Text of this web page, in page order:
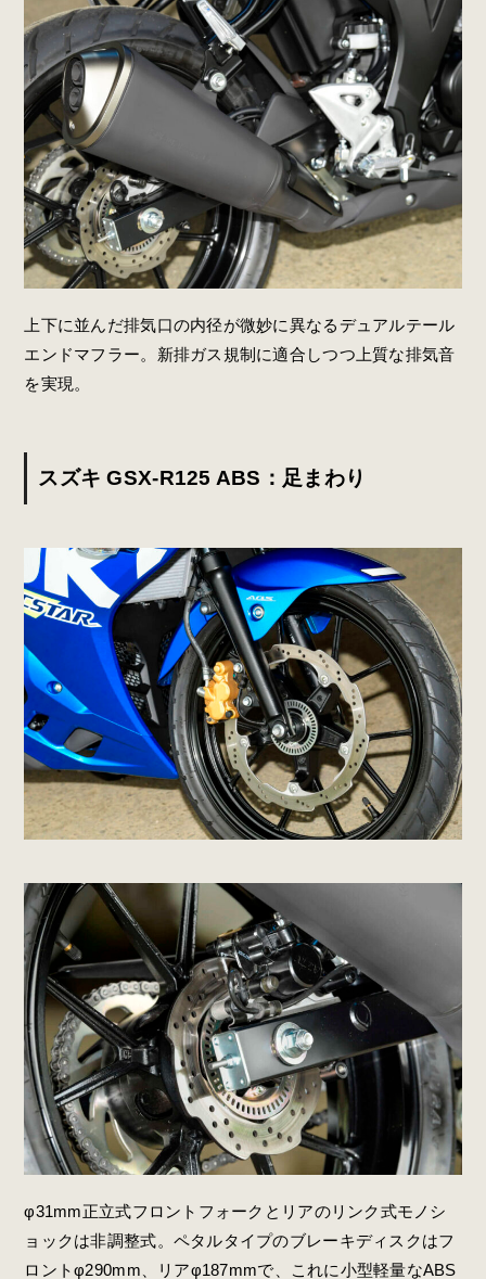
上下に並んだ排気口の内径が微妙に異なるデュアルテール
エンドマフラー。新排ガス規制に適合しつつ上質な排気音
を実現。
スズキ GSX-R125 ABS：足まわり
φ31mm正立式フロントフォークとリアのリンク式モノシ
ョックは非調整式。ペタルタイプのブレーキディスクはフ
ロントφ290mm、リアφ187mmで、これに小型軽量なABS